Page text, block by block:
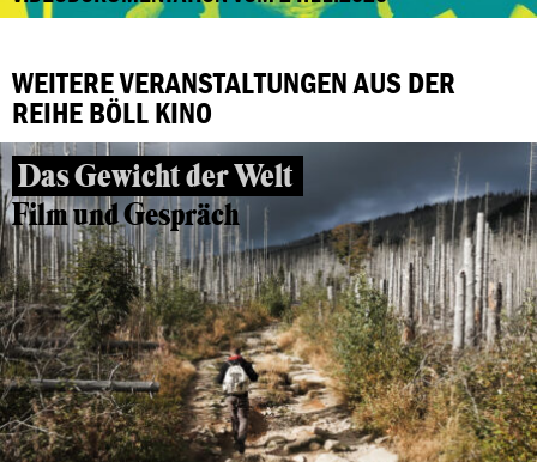
WEITERE VERANSTALTUNGEN AUS DER
REIHE BÖLL KINO
Das Gewicht der Welt
Film und Gespräch